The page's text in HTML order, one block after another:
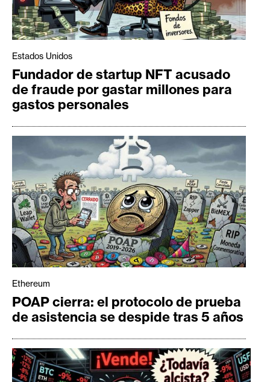
Estados Unidos
Fundador de startup NFT acusado
de fraude por gastar millones para
gastos personales
Ethereum
POAP cierra: el protocolo de prueba
de asistencia se despide tras 5 años